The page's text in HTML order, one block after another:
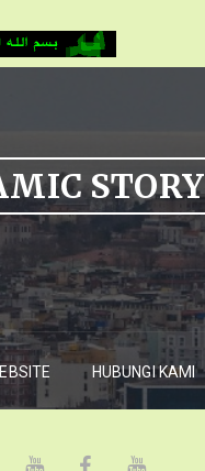
STORY
HUBUNGI KAMI